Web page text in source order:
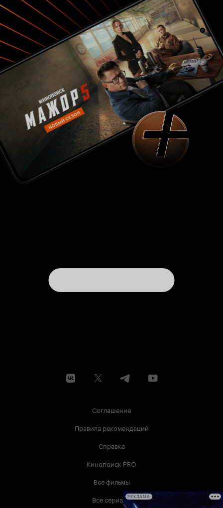
Соглашение
Правила рекомендаций
Справка
Кинопоиск PRO
Все фильмы
Все сериалыРЕКЛАМА